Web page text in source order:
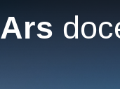
Ars